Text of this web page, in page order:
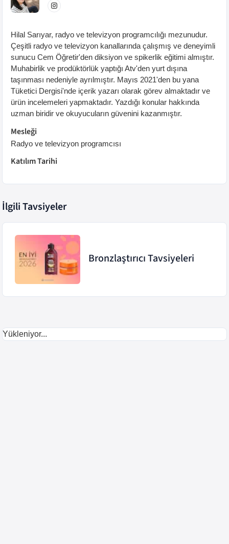
Hilal Sarıyar, radyo ve televizyon programcılığı mezunudur.
Çeşitli radyo ve televizyon kanallarında çalışmış ve deneyimli
sunucu Cem Öğretir'den diksiyon ve spikerlik eğitimi almıştır.
Muhabirlik ve prodüktörlük yaptığı Atv'den yurt dışına
taşınması nedeniyle ayrılmıştır. Mayıs 2021'den bu yana
Tüketici Dergisi'nde içerik yazarı olarak görev almaktadır ve
ürün incelemeleri yapmaktadır. Yazdığı konular hakkında
uzman biridir ve okuyucuların güvenini kazanmıştır.
Mesleği
Radyo ve televizyon programcısı
Katılım Tarihi
İlgili Tavsiyeler
Bronzlaştırıcı Tavsiyeleri
Yükleniyor...